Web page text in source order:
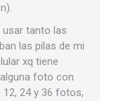
tanto las
las pilas de mi
xq tiene
foto con
24 y 36 fotos,